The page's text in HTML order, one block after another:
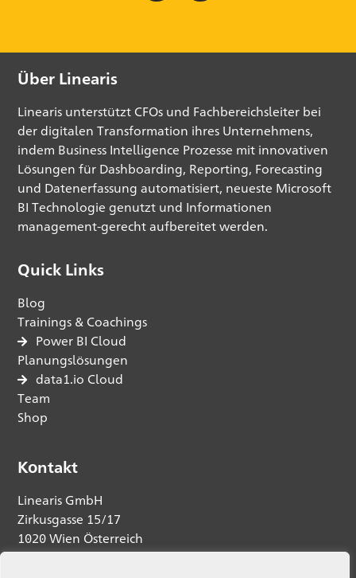
Über Linearis
Linearis unterstützt CFOs und Fachbereichsleiter bei
der digitalen Transformation ihres Unternehmens,
indem Business Intelligence Prozesse mit innovativen
Lösungen für Dashboarding, Reporting, Forecasting
und Datenerfassung automatisiert, neueste Microsoft
BI Technologie genutzt und Informationen
management-gerecht aufbereitet werden.
Quick Links
Blog
Trainings & Coachings
Power BI Cloud
Planungslösungen
data1.io Cloud
Team
Shop
Kontakt
Linearis GmbH
Zirkusgasse 15/17
1020 Wien Österreich